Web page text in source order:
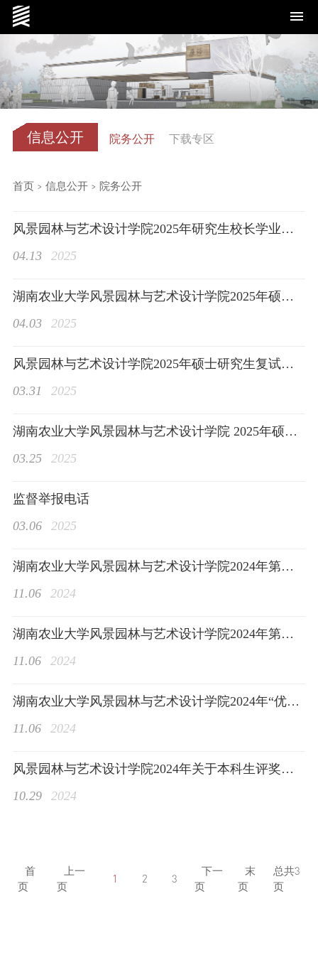
学院概况
科学研究
信息公开 院务公开 下载专区
首页> 信息公开> 院务公开
风景园林与艺术设计学院2025年研究生校长学业奖学金拟推荐名单公示
04.13
2025
湖南农业大学风景园林与艺术设计学院2025年硕士研究生调剂公告
04.03
2025
风景园林与艺术设计学院2025年硕士研究生复试成绩公示（持续更新）
03.31
2025
湖南农业大学风景园林与艺术设计学院 2025年硕士研究生复试录取工作方案
03.25
2025
监督举报电话
03.06
2025
湖南农业大学风景园林与艺术设计学院2024年第二批本科生国家奖学金拟推荐对象公示
11.06
2024
湖南农业大学风景园林与艺术设计学院2024年第二批研究生国家奖学金拟推荐名单公示
11.06
2024
湖南农业大学风景园林与艺术设计学院2024年“优秀研究生”“优秀研究生标兵”拟推
11.06
2024
风景园林与艺术设计学院2024年关于本科生评奖评优的公示
10.29
2024
首
页
上一
页
1 2 3
下一
页
末
页
总共3
页